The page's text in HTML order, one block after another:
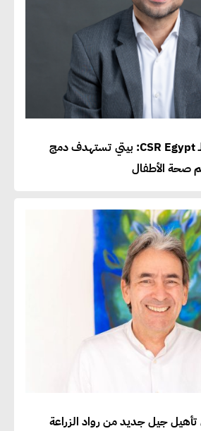
كريس عبود في مصر لـ CSR Egypt: بيتي تستهدف دمج
صحة الأطفال
جيل جديد من رواد الزراعة